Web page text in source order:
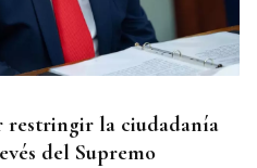
restringir la ciudadanía
del Supremo